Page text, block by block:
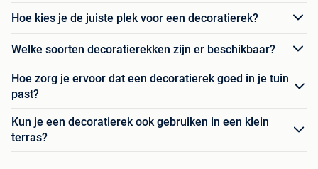
Hoe kies je de juiste plek voor een decoratierek?
Welke soorten decoratierekken zijn er beschikbaar?
Hoe zorg je ervoor dat een decoratierek goed in je tuin
past?
Kun je een decoratierek ook gebruiken in een klein
terras?